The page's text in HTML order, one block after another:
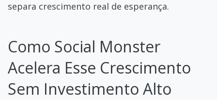
separa crescimento real de esperança.
Como Social Monster
Acelera Esse Crescimento
Sem Investimento Alto